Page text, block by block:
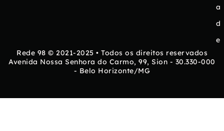
a
d
e
Rede 98 © 2021-2025 • Todos os direitos reservados
Avenida Nossa Senhora do Carmo, 99, Sion - 30.330-000
- Belo Horizonte/MG